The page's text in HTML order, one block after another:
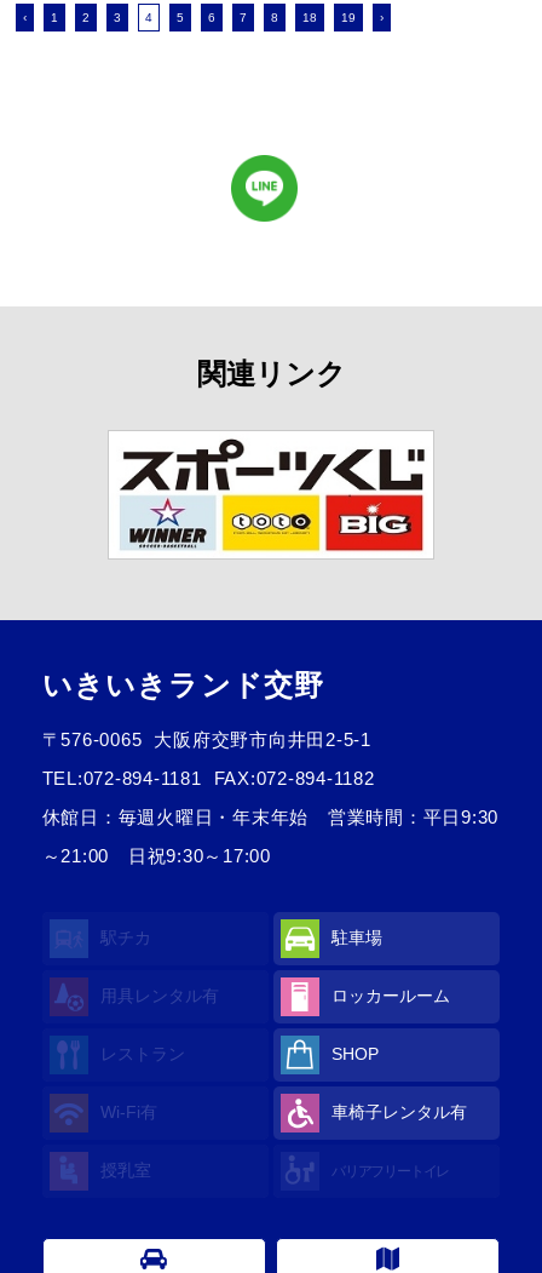
‹ 1 2 3 4 5 6 7 8 18 19 ›
関連リンク
いきいきランド交野
〒576-0065
大阪府交野市向井田2-5-1
TEL:072-894-1181
FAX:072-894-1182
休館日：毎週火曜日・年末年始 営業時間：平日9:30
～21:00 日祝9:30～17:00
駅チカ 駐車場
用具レンタル有 ロッカールーム
レストラン SHOP
Wi-Fi有 車椅子レンタル有
授乳室 バリアフリートイレ